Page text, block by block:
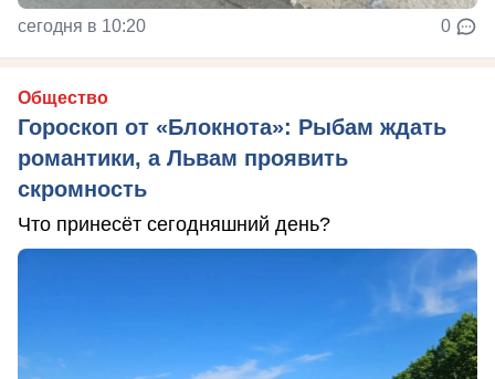
сегодня в 10:20 0
Общество
Гороскоп от «Блокнота»: Рыбам ждать
романтики, а Львам проявить
скромность
Что принесёт сегодняшний день?